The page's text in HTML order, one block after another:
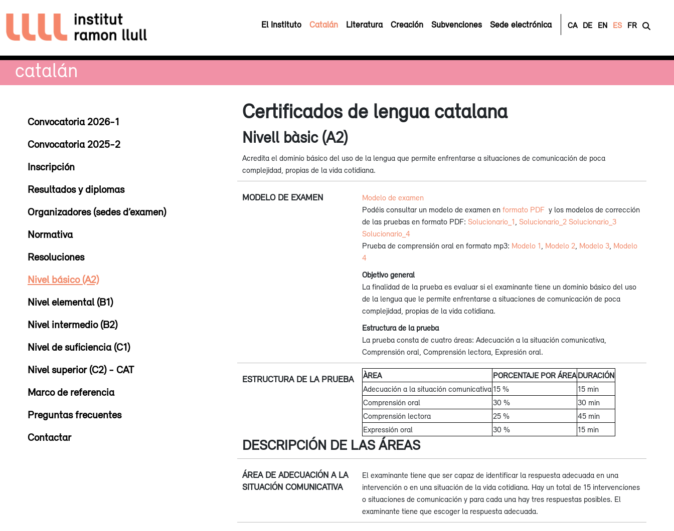
El Instituto Catalán Literatura Creación Subvenciones Sede electrónica CA DE EN ES FR
catalán
Convocatoria 2026-1
Convocatoria 2025-2
Inscripción
Resultados y diplomas
Organizadores (sedes d’examen)
Normativa
Resoluciones
Nivel básico (A2)
Nivel elemental (B1)
Nivel intermedio (B2)
Nivel de suficiencia (C1)
Nivel superior (C2) - CAT
Marco de referencia
Preguntas frecuentes
Contactar
Certificados de lengua catalana
Nivell bàsic (A2)
Acredita el dominio básico del uso de la lengua que permite enfrentarse a situaciones de comunicación de poca
complejidad, propias de la vida cotidiana.
MODELO DE EXAMEN
Modelo de examen
Podéis consultar un modelo de examen en formato PDFy los modelos de corrección
de las pruebas en formato PDF: Solucionario_1 Solucionario_2Solucionario_3
Solucionario_4
Prueba de comprensión oral en formato mp3: Modelo 1 Modelo 2, Modelo 3, Modelo
4
Objetivo general
La finalidad de la prueba es evaluar si el examinante tiene un dominio básico del uso
de la lengua que le permite enfrentarse a situaciones de comunicación de poca
complejidad, propias de la vida cotidiana.
Estructura de la prueba
La prueba consta de cuatro áreas: Adecuación a la situación comunicativa,
Comprensión oral, Comprensión lectora, Expresión oral.
ESTRUCTURA DE LA PRUEBA ÀREA PORCENTAJE POR ÁREA DURACIÓN
Adecuación a la situación comunicativa 15 %
15 min
Comprensión oral
30 %
30 min
Comprensión lectora
25 %
45 min
Expressión oral
30 % 15 min
DESCRIPCIÓN DE LAS ÁREAS
ÁREA DE ADECUACIÓN A LA
SITUACIÓN COMUNICATIVA
El examinante tiene que ser capaz de identificar la respuesta adecuada en una
intervención o en una situación de la vida cotidiana. Hay un total de 15 intervenciones
o situaciones de comunicación y para cada una hay tres respuestas posibles. El
examinante tiene que escoger la respuesta adecuada.